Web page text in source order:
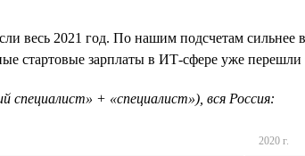
весь 2021 год. По нашим подсчетам сильнее
стартовые зарплаты в ИТ-сфере уже перешли
специалист» + «специалист»), вся Россия:
2020 г.